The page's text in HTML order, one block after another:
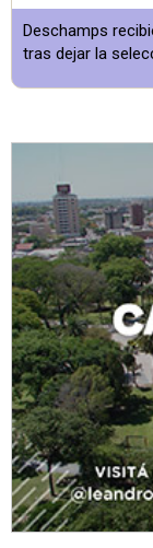
Deschamps
tras dejar la